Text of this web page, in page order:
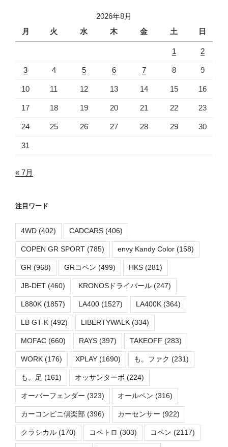
2026年8月
月
火 水 木 金 土 日
1 2
3 4 5 6 7 8 9
10 11 12 13 14 15 16
17 18 19 20 21 22 23
24 25 26 27 28 29 30
31
« 7月
注目ワード
4WD (402) CADCARS (406)
COPEN GR SPORT (785) envy Kandy Color (158)
GR (968) GRコペン (499) HKS (281)
JB-DET (460) KRONOSドライパール (247)
L880K (1857) LA400 (1527) LA400K (364)
LB GT-K (492) LIBERTYWALK (334)
MOFAC (660) RAYS (397) TAKEOFF (283)
WORK (176) XPLAY (1690) も。ファク (231)
も。足 (161) オッサンターボ (224)
オーバーフェンダー (323) オールペン (316)
カーコンビニ倶楽部 (396) カーセンサー (922)
クラシカル (170) コペトロ (303) コペン (2117)